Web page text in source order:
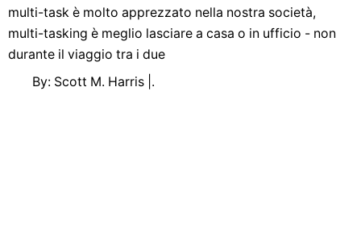
multi-task è molto apprezzato nella nostra società,
multi-tasking è meglio lasciare a casa o in ufficio - non
durante il viaggio tra i due
By: Scott M. Harris |.